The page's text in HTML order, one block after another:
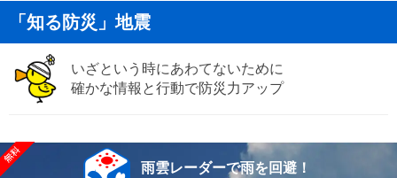
「知る防災」地震
いざという時にあわてないために
確かな情報と行動で防災力アップ
雨雲レーダーで雨を回避！